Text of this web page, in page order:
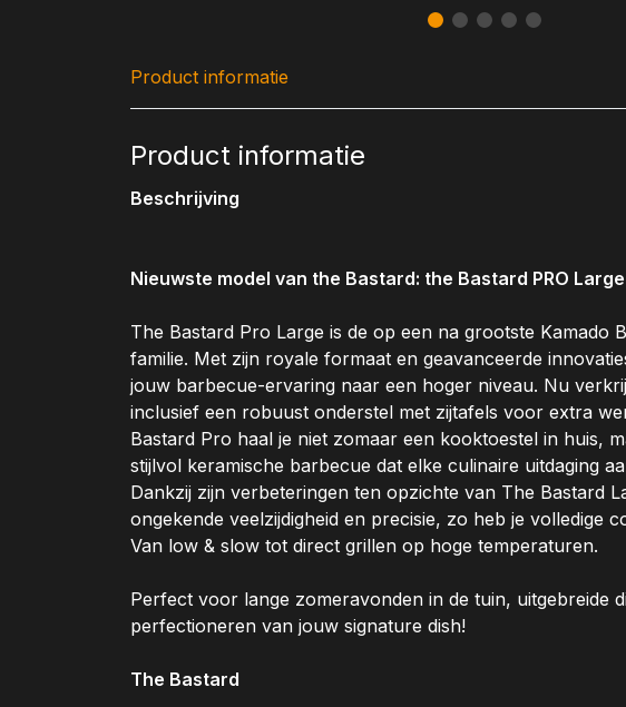
Product informatie
Product informatie
Beschrijving
Nieuwste model van the Bastard: the Bastard PRO
The Bastard Pro Large is de op een na grootste Kamado
familie. Met zijn royale formaat en geavanceerde
jouw barbecue-ervaring naar een hoger niveau. Nu
inclusief een robuust onderstel met zijtafels voor extra
Bastard Pro haal je niet zomaar een kooktoestel in huis,
stijlvol keramische barbecue dat elke culinaire uitdaging
Dankzij zijn verbeteringen ten opzichte van The Bastard
ongekende veelzijdigheid en precisie, zo heb je volledige
Van low & slow tot direct grillen op hoge temperaturen.
Perfect voor lange zomeravonden in de tuin, uitgebreide
perfectioneren van jouw signature dish!
The Bastard